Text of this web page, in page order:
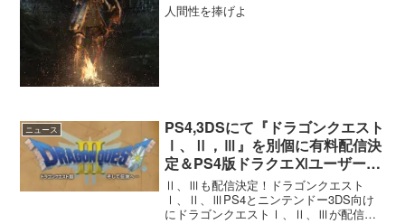
人間性を捧げよ
ニュース
PS4,3DSにて『ドラゴンクエスト
Ⅰ、Ⅱ，Ⅲ』を別個に有料配信決
定＆PS4版ドラクエⅪユーザー向
けにドラクエⅩ先行体験版ダウン
ロードが可能に
Ⅱ、Ⅲも配信決定！ドラゴンクエスト
Ⅰ、Ⅱ、ⅢPS4とニンテンドー3DS向け
にドラゴンクエストⅠ、Ⅱ、Ⅲが配信さ